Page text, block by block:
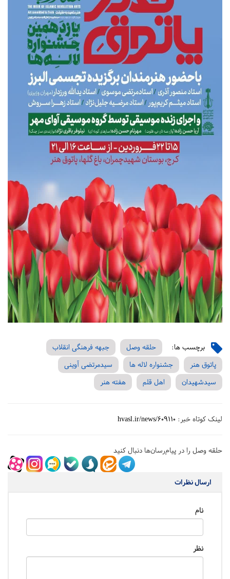
برچسب ها: حلقه وصل
جبهه فرهنگی انقلاب
پاتوق هنر
جشنواره لاله ها
سیدمرتضی آوینی
سیدشهیدان
اهل قلم هفته هنر
لینک کوتاه خبر: hvasl.ir/news/609110
حلقه وصل را در پیام‌رسان‌ها دنبال کنید
ارسال نظرات
نام
نظر